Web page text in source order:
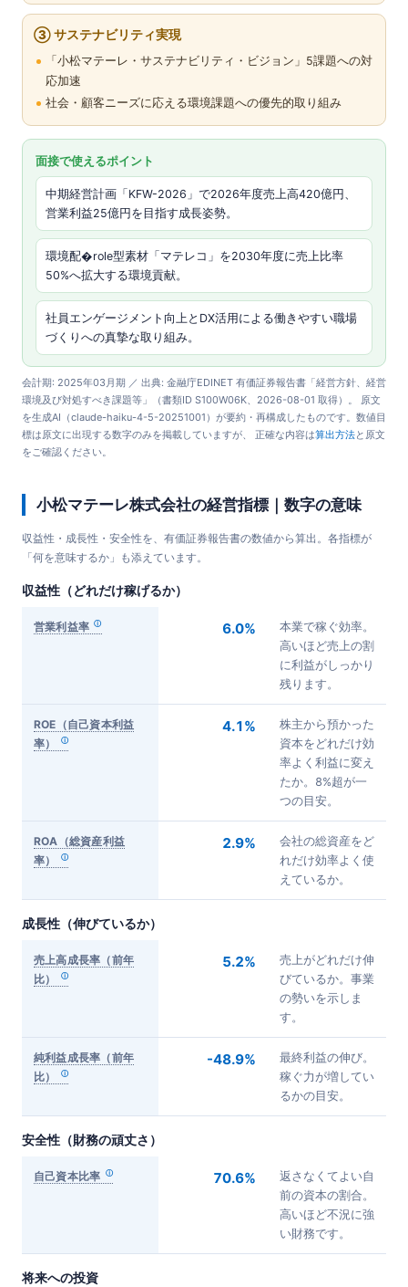
③ サステナビリティ実現
「小松マテーレ・サステナビリティ・ビジョン」5課題への対
応加速
社会・顧客ニーズに応える環境課題への優先的取り組み
面接で使えるポイント
中期経営計画「KFW-2026」で2026年度売上高420億円、
営業利益25億円を目指す成長姿勢。
環境配�role型素材「マテレコ」を2030年度に売上比率
50%へ拡大する環境貢献。
社員エンゲージメント向上とDX活用による働きやすい職場
づくりへの真摯な取り組み。
会計期: 2025年03月期 ／ 出典: 金融庁EDINET 有価証券報告書「経営方針、経営
環境及び対処すべき課題等」（書類ID S100W06K、2026-08-01 取得）。 原文
を生成AI（claude-haiku-4-5-20251001）が要約・再構成したものです。数値目
標は原文に出現する数字のみを掲載していますが、 正確な内容は算出方法と原文
をご確認ください。
小松マテーレ株式会社の経営指標｜数字の意味
収益性・成長性・安全性を、有価証券報告書の数値から算出。各指標が
「何を意味するか」も添えています。
収益性（どれだけ稼げるか）
営業利益率 6.0%
本業で稼ぐ効率。
高いほど売上の割
に利益がしっかり
残ります。
ROE（自己資本利益
率）
4.1%
株主から預かった
資本をどれだけ効
率よく利益に変え
たか。8%超が一
つの目安。
ROA（総資産利益
率）
2.9%
会社の総資産をど
れだけ効率よく使
えているか。
成長性（伸びているか）
売上高成長率（前年
比）
5.2%
売上がどれだけ伸
びているか。事業
の勢いを示しま
す。
純利益成長率（前年
比）
-48.9%
最終利益の伸び。
稼ぐ力が増してい
るかの目安。
安全性（財務の頑丈さ）
自己資本比率 70.6%
返さなくてよい自
前の資本の割合。
高いほど不況に強
い財務です。
将来への投資